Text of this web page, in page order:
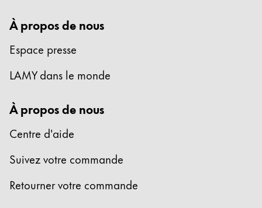
LAMY Community
LAMY x Kunstpalast
Lettering Workshop
LAMY Stories
LAMY dialog urushi
Entreprise
Corporate Culture
À propos de nous
Espace presse
LAMY dans le monde
À propos de nous
Centre d'aide
Suivez votre commande
Retourner votre commande